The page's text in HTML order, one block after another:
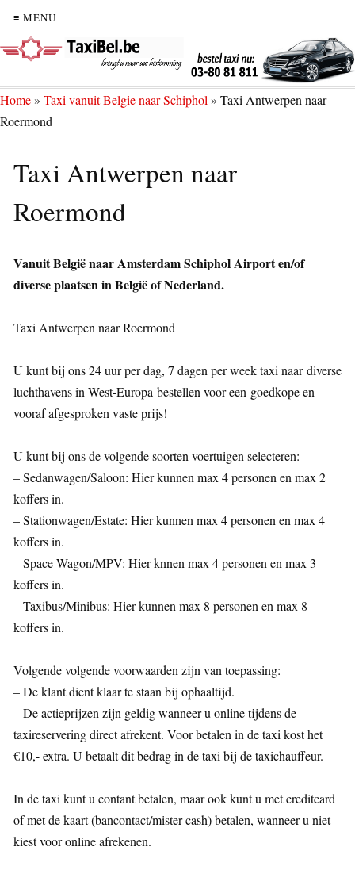
≡ MENU
Home» Taxi vanuit Belgie naar Schiphol » Taxi Antwerpen naar
Roermond
Taxi Antwerpen naar
Roermond
Vanuit België naar Amsterdam Schiphol Airport en/of
diverse plaatsen in België of Nederland.
Taxi Antwerpen naar Roermond
U kunt bij ons 24 uur per dag, 7 dagen per week taxi naar diverse
luchthavens in West-Europa bestellen voor een goedkope en
vooraf afgesproken vaste prijs!
U kunt bij ons de volgende soorten voertuigen selecteren:
– Sedanwagen/Saloon: Hier kunnen max 4 personen en max 2
koffers in.
– Stationwagen/Estate: Hier kunnen max 4 personen en max 4
koffers in.
– Space Wagon/MPV: Hier knnen max 4 personen en max 3
koffers in.
– Taxibus/Minibus: Hier kunnen max 8 personen en max 8
koffers in.
Volgende volgende voorwaarden zijn van toepassing:
– De klant dient klaar te staan bij ophaaltijd.
– De actieprijzen zijn geldig wanneer u online tijdens de
taxireservering direct afrekent. Voor betalen in de taxi kost het
€10,- extra. U betaalt dit bedrag in de taxi bij de taxichauffeur.
In de taxi kunt u contant betalen, maar ook kunt u met creditcard
of met de kaart (bancontact/mister cash) betalen, wanneer u niet
kiest voor online afrekenen.